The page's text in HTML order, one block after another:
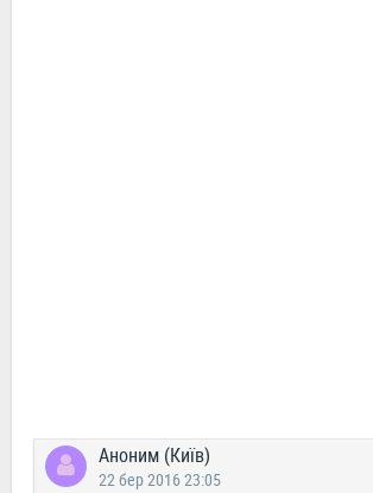
Аноним (Київ)
22 бер 2016 23:05